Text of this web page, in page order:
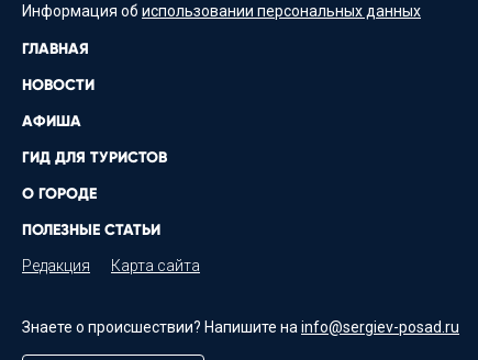
Информация об использовании персональных данных
ГЛАВНАЯ
НОВОСТИ
АФИША
ГИД ДЛЯ ТУРИСТОВ
О ГОРОДЕ
ПОЛЕЗНЫЕ СТАТЬИ
Редакция Карта сайта
Знаете о происшествии? Напишите на info@sergiev-posad.ru